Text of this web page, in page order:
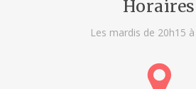
Horaires
Les mardis de 20h15